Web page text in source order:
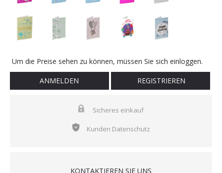
Um die Preise sehen zu können, müssen Sie sich einloggen.
ANMELDEN REGISTRIEREN
Sicheres einkauf
Kunden Datenschutz
KONTAKTIEREN SIE UNS